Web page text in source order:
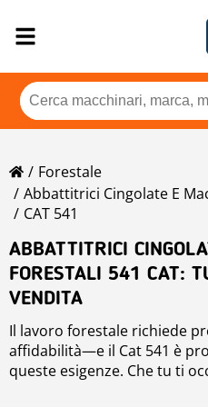
Forestale
Abbattitrici Cingolate E
CAT 541
ABBATTITRICI
FORESTALI 541 CAT:
VENDITA
Il lavoro forestale richiede
affidabilità—e il Cat 541 è
queste esigenze. Che tu ti